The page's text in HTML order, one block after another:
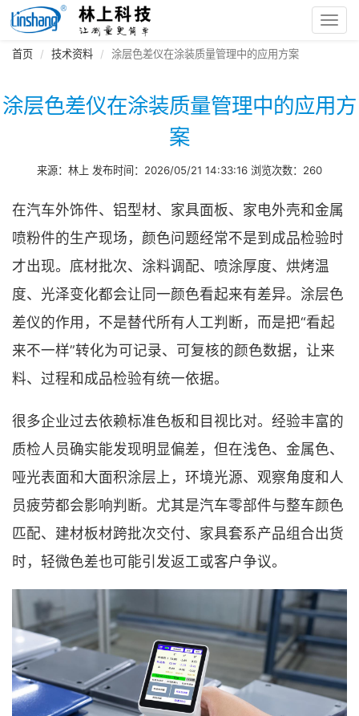
首页 技术资料 涂层色差仪在涂装质量管理中的应用方案
涂层色差仪在涂装质量管理中的应用方
案
来源：林上 发布时间：2026/05/21 14:33:16 浏览次数：260
在汽车外饰件、铝型材、家具面板、家电外壳和金属
喷粉件的生产现场，颜色问题经常不是到成品检验时
才出现。底材批次、涂料调配、喷涂厚度、烘烤温
度、光泽变化都会让同一颜色看起来有差异。涂层色
差仪的作用，不是替代所有人工判断，而是把“看起
来不一样”转化为可记录、可复核的颜色数据，让来
料、过程和成品检验有统一依据。
很多企业过去依赖标准色板和目视比对。经验丰富的
质检人员确实能发现明显偏差，但在浅色、金属色、
哑光表面和大面积涂层上，环境光源、观察角度和人
员疲劳都会影响判断。尤其是汽车零部件与整车颜色
匹配、建材板材跨批次交付、家具套系产品组合出货
时，轻微色差也可能引发返工或客户争议。